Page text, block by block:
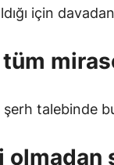
için
şerh talebinde